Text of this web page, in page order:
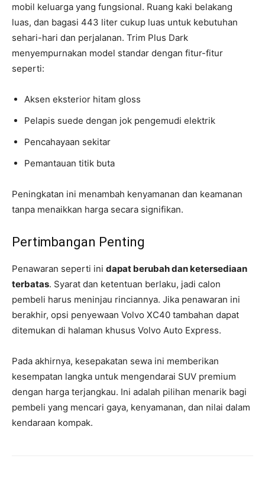
mobil keluarga yang fungsional. Ruang kaki belakang
luas, dan bagasi 443 liter cukup luas untuk kebutuhan
sehari-hari dan perjalanan. Trim Plus Dark
menyempurnakan model standar dengan fitur-fitur
seperti:
Aksen eksterior hitam gloss
Pelapis suede dengan jok pengemudi elektrik
Pencahayaan sekitar
Pemantauan titik buta
Peningkatan ini menambah kenyamanan dan keamanan
tanpa menaikkan harga secara signifikan.
Pertimbangan Penting
Penawaran seperti ini dapat berubah dan ketersediaan
terbatas. Syarat dan ketentuan berlaku, jadi calon
pembeli harus meninjau rinciannya. Jika penawaran ini
berakhir, opsi penyewaan Volvo XC40 tambahan dapat
ditemukan di halaman khusus Volvo Auto Express.
Pada akhirnya, kesepakatan sewa ini memberikan
kesempatan langka untuk mengendarai SUV premium
dengan harga terjangkau. Ini adalah pilihan menarik bagi
pembeli yang mencari gaya, kenyamanan, dan nilai dalam
kendaraan kompak.